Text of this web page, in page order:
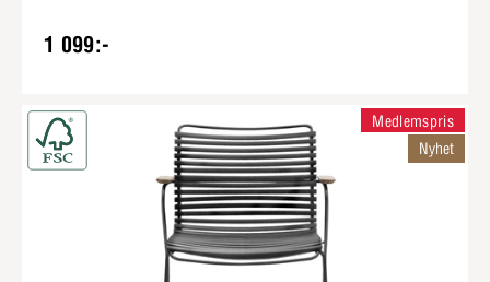
1 099:-
Medlemspris
Nyhet